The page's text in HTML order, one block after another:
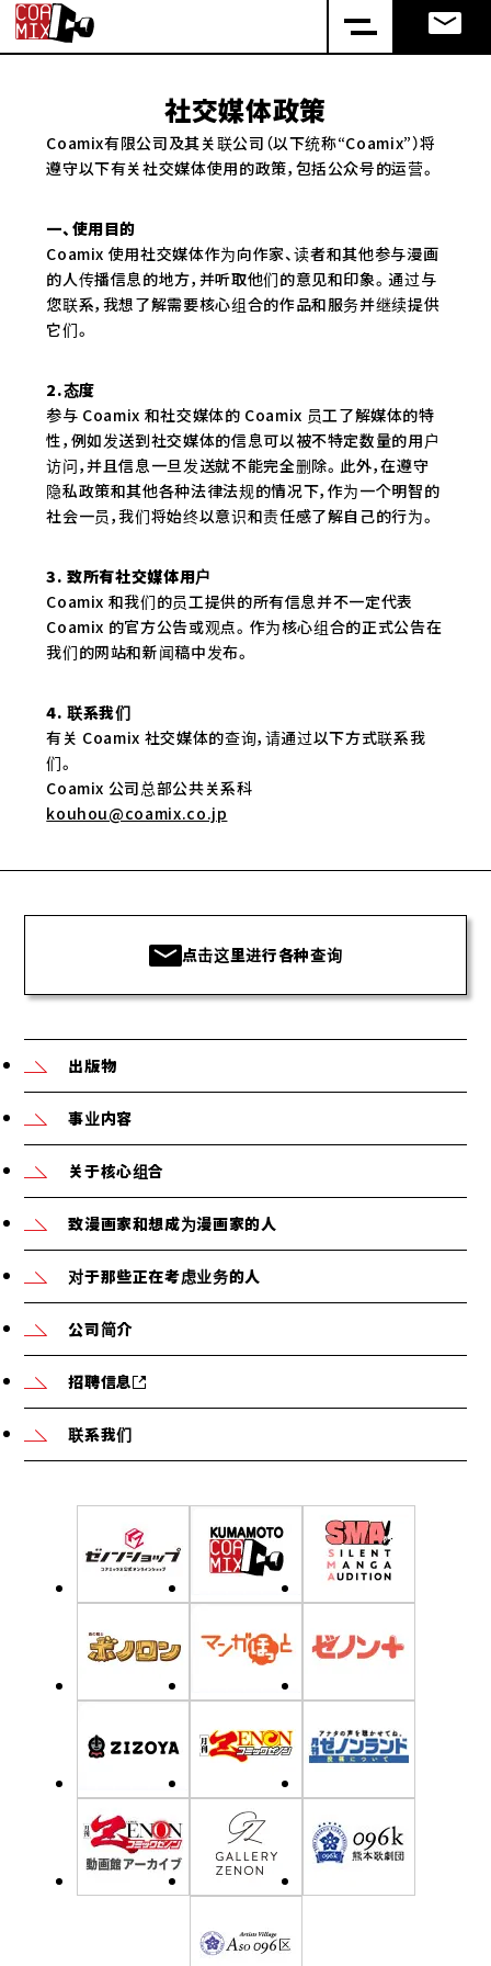
社交媒体政策
Coamix有限公司及其关联公司（以下统称“Coamix”）将
遵守以下有关社交媒体使用的政策，包括公众号的运营。
一、使用目的
Coamix 使用社交媒体作为向作家、读者和其他参与漫画
的人传播信息的地方，并听取他们的意见和印象。通过与
您联系，我想了解需要核心组合的作品和服务并继续提供
它们。
2.态度
参与 Coamix 和社交媒体的 Coamix 员工了解媒体的特
性，例如发送到社交媒体的信息可以被不特定数量的用户
访问，并且信息一旦发送就不能完全删除。此外，在遵守
隐私政策和其他各种法律法规的情况下，作为一个明智的
社会一员，我们将始终以意识和责任感了解自己的行为。
3. 致所有社交媒体用户
Coamix 和我们的员工提供的所有信息并不一定代表
Coamix 的官方公告或观点。作为核心组合的正式公告在
我们的网站和新闻稿中发布。
4. 联系我们
有关 Coamix 社交媒体的查询，请通过以下方式联系我
们。
Coamix 公司总部公共关系科
kouhou@coamix.co.jp
点击这里进行各种查询
出版物
事业内容
关于核心组合
致漫画家和想成为漫画家的人
对于那些正在考虑业务的人
公司简介
招聘信息
联系我们